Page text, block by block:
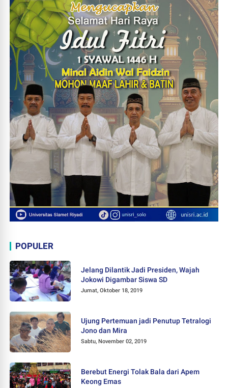
POPULER
Jelang Dilantik Jadi Presiden, Wajah
Jokowi Digambar Siswa SD
Jumat, Oktober 18, 2019
Ujung Pertemuan jadi Penutup Tetralogi
Jono dan Mira
Sabtu, November 02, 2019
Berebut Energi Tolak Bala dari Apem
Keong Emas